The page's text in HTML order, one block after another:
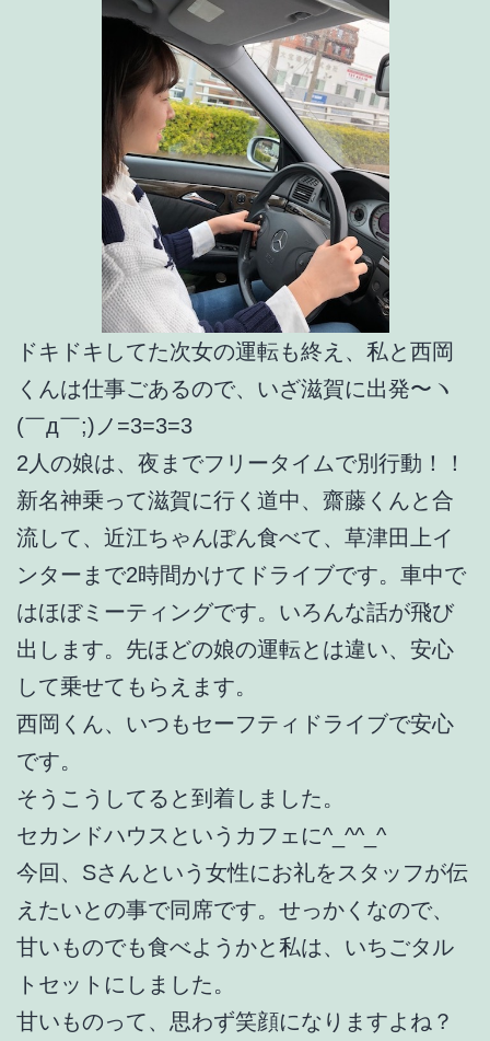
ドキドキしてた次女の運転も終え、私と西岡
くんは仕事ごあるので、いざ滋賀に出発〜ヽ
(￣д￣;)ノ=3=3=3
2人の娘は、夜までフリータイムで別行動！！
新名神乗って滋賀に行く道中、齋藤くんと合
流して、近江ちゃんぽん食べて、草津田上イ
ンターまで2時間かけてドライブです。車中で
はほぼミーティングです。いろんな話が飛び
出します。先ほどの娘の運転とは違い、安心
して乗せてもらえます。
西岡くん、いつもセーフティドライブで安心
です。
そうこうしてると到着しました。
セカンドハウスというカフェに^_^^_^
今回、Sさんという女性にお礼をスタッフが伝
えたいとの事で同席です。せっかくなので、
甘いものでも食べようかと私は、いちごタル
トセットにしました。
甘いものって、思わず笑顔になりますよね？